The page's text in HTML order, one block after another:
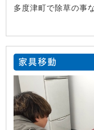
多度津町で除草の事
家具移動